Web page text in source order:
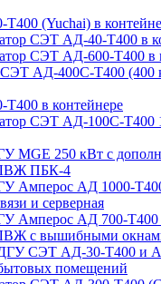
(Yuchai) в
СЭТ АД-40-Т400 в
СЭТ АД-600-Т400 в
СЭТ АД-400С-Т400 (400
в контейнере
СЭТ АД-100С-Т400
MGE 250 кВт с
ЛВЖ ПБК-4
Амперос АД 1000-
и серверная
Амперос АД 700-
с вышибными
СЭТ АД-30-Т400 и
помещений